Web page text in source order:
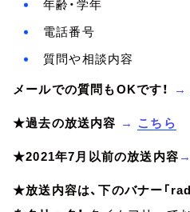
年齢・学年
電話番号
質問や相談内容
メールでの質問もOKです！ →
★過去の放送内容 → こちら
★2021年7月以前の放送内容 →
★放送内容は、下のバナー「